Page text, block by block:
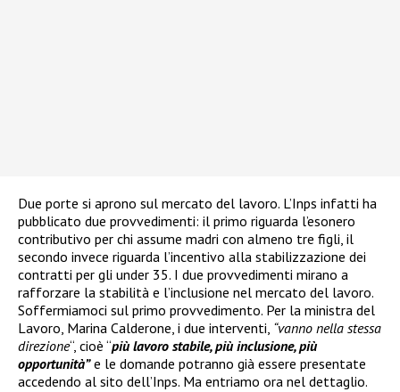
Due porte si aprono sul mercato del lavoro. L’Inps infatti ha
pubblicato due provvedimenti: il primo riguarda l’esonero
contributivo per chi assume madri con almeno tre figli, il
secondo invece riguarda l’incentivo alla stabilizzazione dei
contratti per gli under 35. I due provvedimenti mirano a
rafforzare la stabilità e l’inclusione nel mercato del lavoro.
Soffermiamoci sul primo provvedimento. Per la ministra del
Lavoro, Marina Calderone, i due interventi, “vanno nella stessa
direzione“, cioè “più lavoro stabile, più inclusione, più
opportunità”e le domande potranno già essere presentate
accedendo al sito dell’Inps. Ma entriamo ora nel dettaglio.